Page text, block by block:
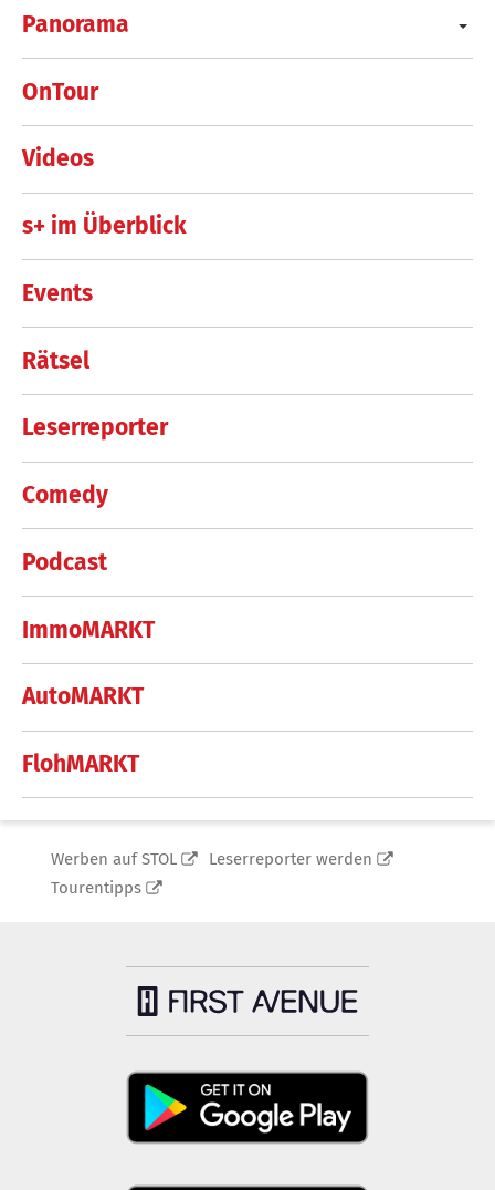
Panorama
OnTour
Videos
s+ im Überblick
Events
Rätsel
Leserreporter
Comedy
Podcast
ImmoMARKT
AutoMARKT
FlohMARKT
Werben auf STOL
Leserreporter werden
Tourentipps